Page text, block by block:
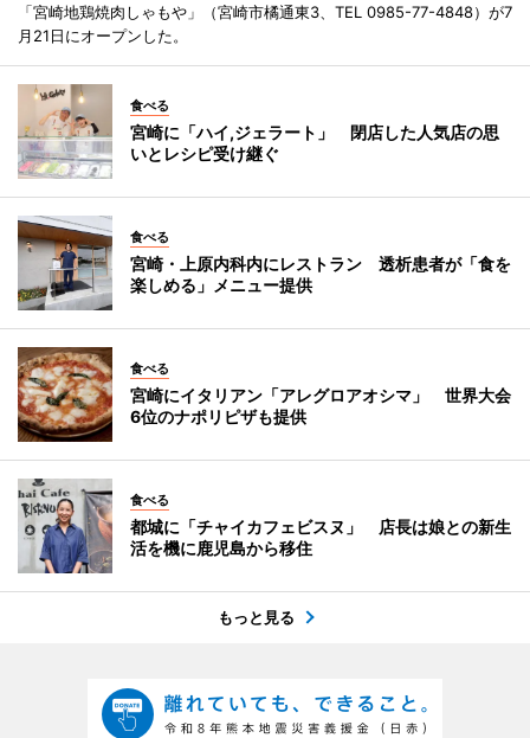
「宮崎地鶏焼肉しゃもや」（宮崎市橘通東3、TEL 0985-77-4848）が7
月21日にオープンした。
食べる
宮崎に「ハイ,ジェラート」 閉店した人気店の思
いとレシピ受け継ぐ
食べる
宮崎・上原内科内にレストラン 透析患者が「食を
楽しめる」メニュー提供
食べる
宮崎にイタリアン「アレグロアオシマ」 世界大会
6位のナポリピザも提供
食べる
都城に「チャイカフェビスヌ」 店長は娘との新生
活を機に鹿児島から移住
もっと見る